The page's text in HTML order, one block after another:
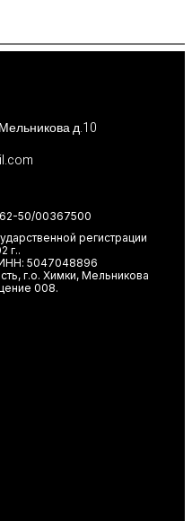
д.10
50/00367500
регистрации
г..
5047048896
г.о. Химки, Мельникова
008.